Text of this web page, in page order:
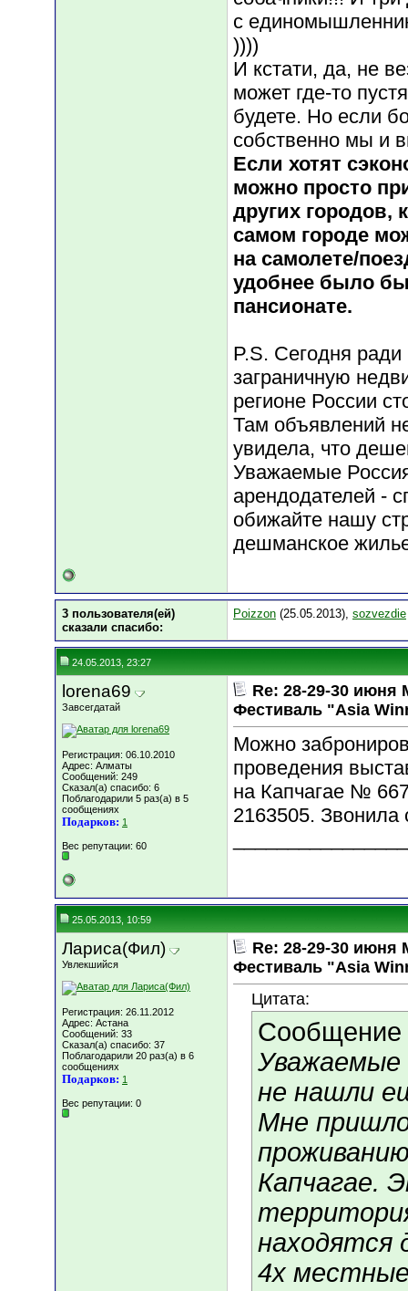
с
))))
И кстати, да, не
может где-то
будете. Но если
собственно мы и
Если хотят
можно просто
других городов,
самом городе
на самолете/
удобнее было
пансионате.
P.S. Сегодня
заграничную
регионе России
Там объявлений
увидела, что
Уважаемые
арендодателей -
обижайте нашу
дешманское
3 пользователя(ей)
сказали cпасибо:
Poizzon (25.05.2013), sozvezdie
24.05.2013, 23:27
lorena69
Завсегдатай
Регистрация: 06.10.2010
Адрес: Алматы
Сообщений: 249
Сказал(а) спасибо: 6
Поблагодарили 5 раз(а) в 5
сообщениях
Подарков: 1
Вес репутации: 60
Re: 28-29-30 июня
Фестиваль "Asia
Можно
проведения
на Капчагае №
2163505.
25.05.2013, 10:59
Лариса(Фил)
Увлекшийся
Регистрация: 26.11.2012
Адрес: Астана
Сообщений: 33
Сказал(а) спасибо: 37
Поблагодарили 20 раз(а) в 6
сообщениях
Подарков: 1
Вес репутации: 0
Re: 28-29-30 июня
Фестиваль "Asia
Цитата:
Сообщение
Уважаемые
не нашли
Мне
Капчагае.
находятся
4х